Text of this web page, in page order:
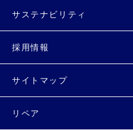
サステナビリティ
採用情報
サイトマップ
リペア